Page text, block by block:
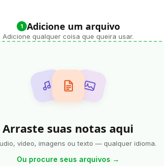
1 Adicione um arquivo
Adicione qualquer coisa que queira usar.
Arraste suas notas aqui
vídeo, imagens ou texto — qualquer idioma.
Ou procure seus arquivos →